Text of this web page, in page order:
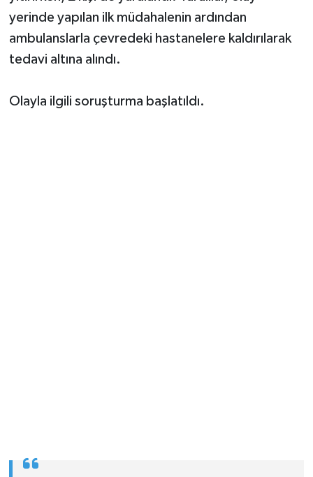
yerinde yapılan ilk müdahalenin ardından
ambulanslarla çevredeki hastanelere kaldırılarak
tedavi altına alındı.
Olayla ilgili soruşturma başlatıldı.